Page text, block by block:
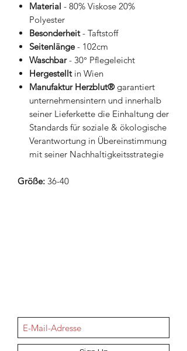
Material - 80% Viskose 20%
Polyester
Besonderheit- Taftstoff
Seitenlänge- 102cm
Waschbar- 30° Pflegeleicht
Hergestelltin Wien
Manufaktur Herzblut®garantiert
unternehmensintern und innerhalb
seiner Lieferkette die Einhaltung der
Standards für soziale & ökologische
Verantwortung in Übereinstimmung
mit seiner Nachhaltigkeitsstrategie
Größe: 36-40